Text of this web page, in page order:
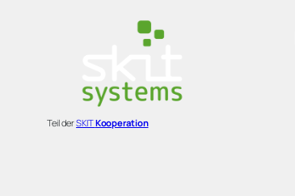
Teil derSKITKooperation